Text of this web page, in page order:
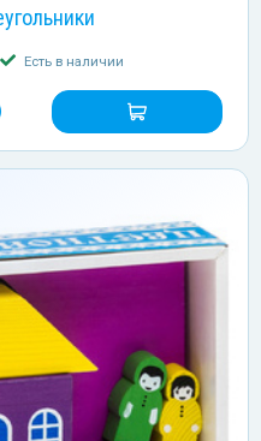
Есть в наличии